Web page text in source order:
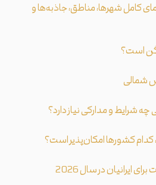
کامل شهرها، مناطق، جاذبه‌ها و
است؟
شمالی
شرایط و مدارکی نیاز دارد؟
کشورها امکان‌پذیر است؟
ایرانیان در سال 2026